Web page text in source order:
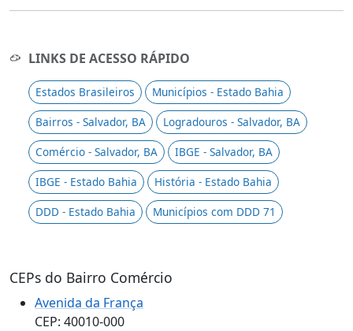
LINKS DE ACESSO RÁPIDO
Estados Brasileiros
Municípios - Estado Bahia
Bairros - Salvador, BA
Logradouros - Salvador, BA
Comércio - Salvador, BA
IBGE - Salvador, BA
IBGE - Estado Bahia
História - Estado Bahia
DDD - Estado Bahia
Municípios com DDD 71
CEPs do Bairro Comércio
Avenida da França
CEP: 40010-000